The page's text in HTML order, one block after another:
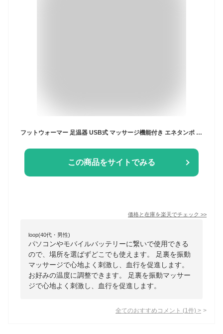
フットウォーマー 足温器 USB式 マッサージ機能付き エネタンポ フットヒーター 電気足温器 3段階温度調節 足温める 足入れ ヒーター内蔵 家庭 職場用 足元暖房 男女兼用 暖房器具 省エネ 節電 防寒グッズ 冷え対策 送料無料
この商品をサイトでみる
価格と在庫を楽天でチェック >>
loop(40代・男性)
パソコンやモバイルバッテリーに繋いで使用できる
ので、場所を選ばずどこでも使えます。 足裏を振動
マッサージで心地よく刺激し、血行を促進します。
お好みの温度に調整できます。 足裏を振動マッサー
ジで心地よく刺激し、血行を促進します。
全てのおすすめコメント (1 件) >